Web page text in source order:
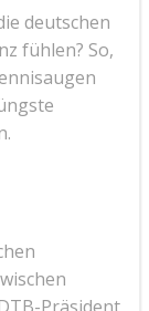
deutschen
fühlen? So,